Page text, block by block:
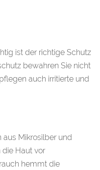
ist der richtige Schutz
bewahren Sie nicht
auch irritierte und
aus Mikrosilber und
Haut vor
hemmt die